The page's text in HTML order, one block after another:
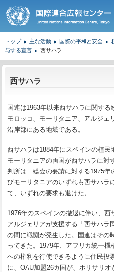
トップ 主な活動 国際の平和と安全
与する宣言
西サハラ
西サハラ
国連は1963年以来西サハラに関す
モロッコ、モーリタニア、アルジェ
沿岸部にある地域である。
西サハラは1884年にスペインの植民
モーリタニアの両国が西サハラに対
判所は、総会の要請に対する1975年
びモーリタニアのいずれも西サハラ
て、いずれの要求も退けた。
1976年のスペインの撤退に伴い、西
アルジェリアが支援する「西サハラ
の間に戦闘が発生した。国連はその
ってきた。1979年、アフリカ統一
への権利を行使できるように住民投
に、OAU加盟26カ国が、ポリサリオ